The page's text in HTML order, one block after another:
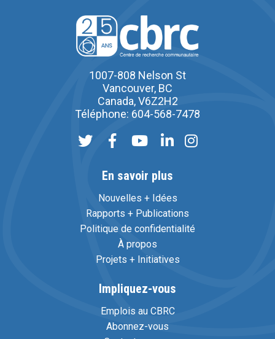
1007-808 Nelson St
Vancouver, BC
Canada, V6Z2H2
Téléphone: 604-568-7478
En savoir plus
Nouvelles + Idées
Rapports + Publications
Politique de confidentialité
À propos
Projets + Initiatives
Impliquez-vous
Emplois au CBRC
Abonnez-vous